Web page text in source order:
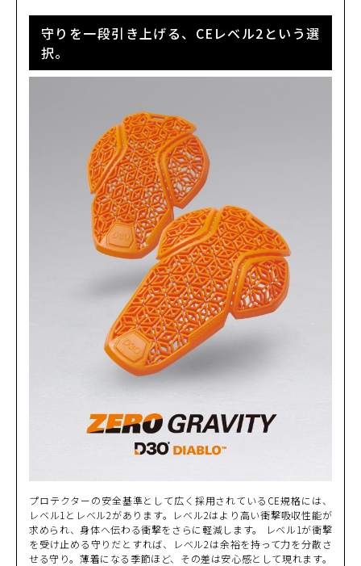
守りを一段引き上げる、CEレベル2という選
択。
プロテクターの安全基準として広く採用されているCE規格には、
レベル1とレベル2があります。レベル2はより高い衝撃吸収性能が
求められ、身体へ伝わる衝撃をさらに軽減します。 レベル1が衝撃
を受け止める守りだとすれば、レベル2は余裕を持って力を分散さ
せる守り。薄着になる季節ほど、その差は安心感として現れます。